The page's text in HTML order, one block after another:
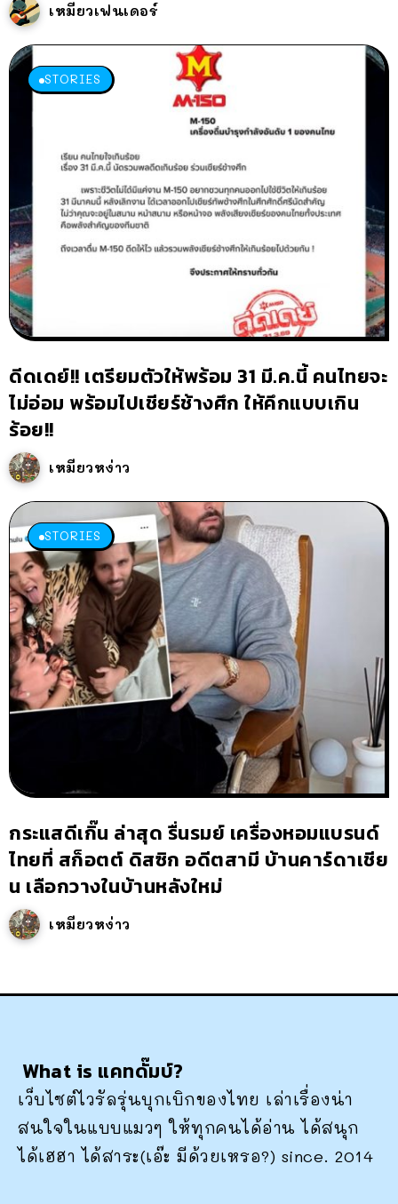
เหมียวเฟนเดอร์
STORIES
ดีดเดย์!! เตรียมตัวให้พร้อม 31 มี.ค.นี้ คนไทยจะ
ไม่อ่อม พร้อมไปเชียร์ช้างศึก ให้คึกแบบเกิน
ร้อย!!
เหมียวหง่าว
STORIES
กระแสดีเกิ๊น ล่าสุด รื่นรมย์ เครื่องหอมแบรนด์
ไทยที่ สก็อตต์ ดิสซิก อดีตสามี บ้านคาร์ดาเชีย
น เลือกวางในบ้านหลังใหม่
เหมียวหง่าว
What is แคทดั๊มบ์?
เว็บไซต์ไวรัลรุ่นบุกเบิกของไทย เล่าเรื่องน่า
สนใจในแบบแมวๆ ให้ทุกคนได้อ่าน ได้สนุก
ได้เฮฮา ได้สาระ(เอ๊ะ มีด้วยเหรอ?) since. 2014